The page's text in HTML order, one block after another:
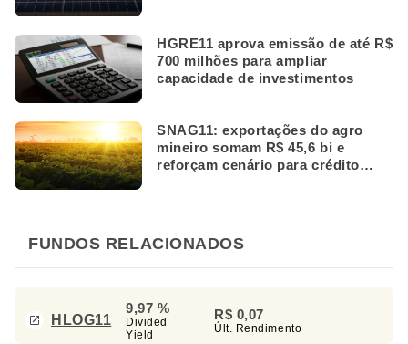
HGRE11 aprova emissão de até R$
700 milhões para ampliar
capacidade de investimentos
SNAG11: exportações do agro
mineiro somam R$ 45,6 bi e
reforçam cenário para crédito
FUNDOS RELACIONADOS
HLOG11
9,97 %
Divided
Yield
R$ 0,07
Últ. Rendimento